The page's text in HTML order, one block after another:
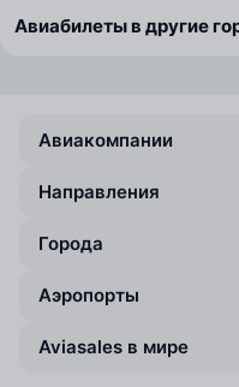
Авиабилеты в другие
Авиакомпании
Направления
Города
Аэропорты
Aviasales в мире